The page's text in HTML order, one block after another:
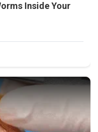
Inside Your